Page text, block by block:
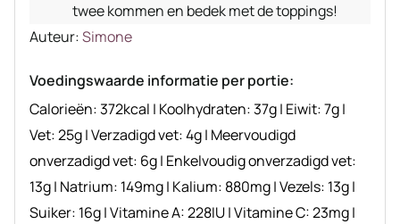
twee kommen en bedek met de toppings!
Auteur
Auteur:Simone
Voedingswaarde informatie per portie:
Calorieën:372kcal | Koolhydraten:37g| Eiwit:7g|
Vet:25g|Verzadigd vet:4g| Meervoudigd
onverzadigd vet: 6g| Enkelvoudig onverzadigd vet:
13g| Natrium: 149mg| Kalium: 880mg|Vezels: 13g|
Suiker: 16g|Vitamine A:228IU|Vitamine C:23mg|